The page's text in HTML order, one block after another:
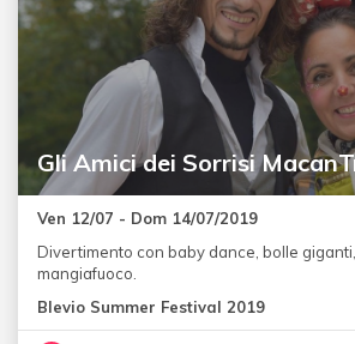
Gli Amici dei Sorrisi
Ven 12/07 - Dom 14/07/2019
Divertimento con baby dance, bolle giganti,
mangiafuoco.
Blevio Summer Festival 2019